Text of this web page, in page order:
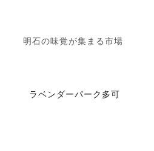
明石の味覚が集まる市場
ラベンダーパーク多可